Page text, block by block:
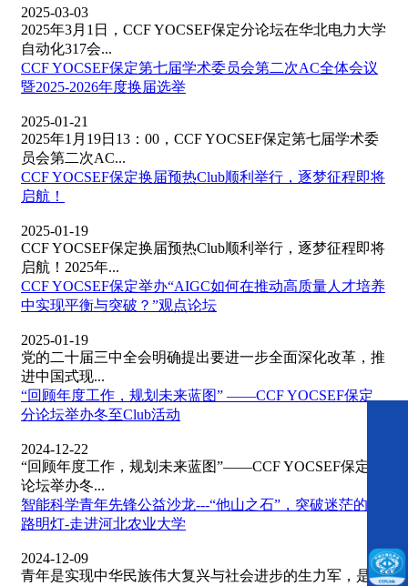
2025-03-03
2025年3月1日，CCF YOCSEF保定分论坛在华北电力大学
自动化317会...
CCF YOCSEF保定第七届学术委员会第二次AC全体会议
暨2025-2026年度换届选举
2025-01-21
2025年1月19日13：00，CCF YOCSEF保定第七届学术委
员会第二次AC...
CCF YOCSEF保定换届预热Club顺利举行，逐梦征程即将
启航！
2025-01-19
CCF YOCSEF保定换届预热Club顺利举行，逐梦征程即将
启航！2025年...
CCF YOCSEF保定举办“AIGC如何在推动高质量人才培养
中实现平衡与突破？”观点论坛
2025-01-19
党的二十届三中全会明确提出要进一步全面深化改革，推
进中国式现...
“回顾年度工作，规划未来蓝图” ——CCF YOCSEF保定
分论坛举办冬至Club活动
2024-12-22
“回顾年度工作，规划未来蓝图”——CCF YOCSEF保定分
论坛举办冬...
智能科学青年先锋公益沙龙---“他山之石”，突破迷茫的指
路明灯-走进河北农业大学
2024-12-09
青年是实现中华民族伟大复兴与社会进步的生力军，是党